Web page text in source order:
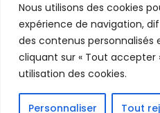
Nous utilisons des cookies
expérience de navigation,
des contenus personnalisés
cliquant sur « Tout accepter
utilisation des cookies.
Personnaliser Tout
© 2026 J'ai Dit Oui | Belfort -
Tous droits